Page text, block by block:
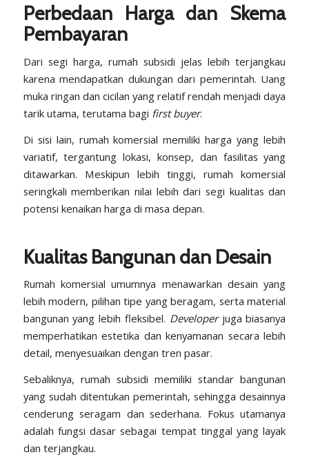
Perbedaan Harga dan Skema
Pembayaran
Dari segi harga, rumah subsidi jelas lebih terjangkau
karena mendapatkan dukungan dari pemerintah. Uang
muka ringan dan cicilan yang relatif rendah menjadi daya
tarik utama, terutama bagi first buyer.
Di sisi lain, rumah komersial memiliki harga yang lebih
variatif, tergantung lokasi, konsep, dan fasilitas yang
ditawarkan. Meskipun lebih tinggi, rumah komersial
seringkali memberikan nilai lebih dari segi kualitas dan
potensi kenaikan harga di masa depan.
Kualitas Bangunan dan Desain
Rumah komersial umumnya menawarkan desain yang
lebih modern, pilihan tipe yang beragam, serta material
bangunan yang lebih fleksibel. Developerjuga biasanya
memperhatikan estetika dan kenyamanan secara lebih
detail, menyesuaikan dengan tren pasar.
Sebaliknya, rumah subsidi memiliki standar bangunan
yang sudah ditentukan pemerintah, sehingga desainnya
cenderung seragam dan sederhana. Fokus utamanya
adalah fungsi dasar sebagai tempat tinggal yang layak
dan terjangkau.